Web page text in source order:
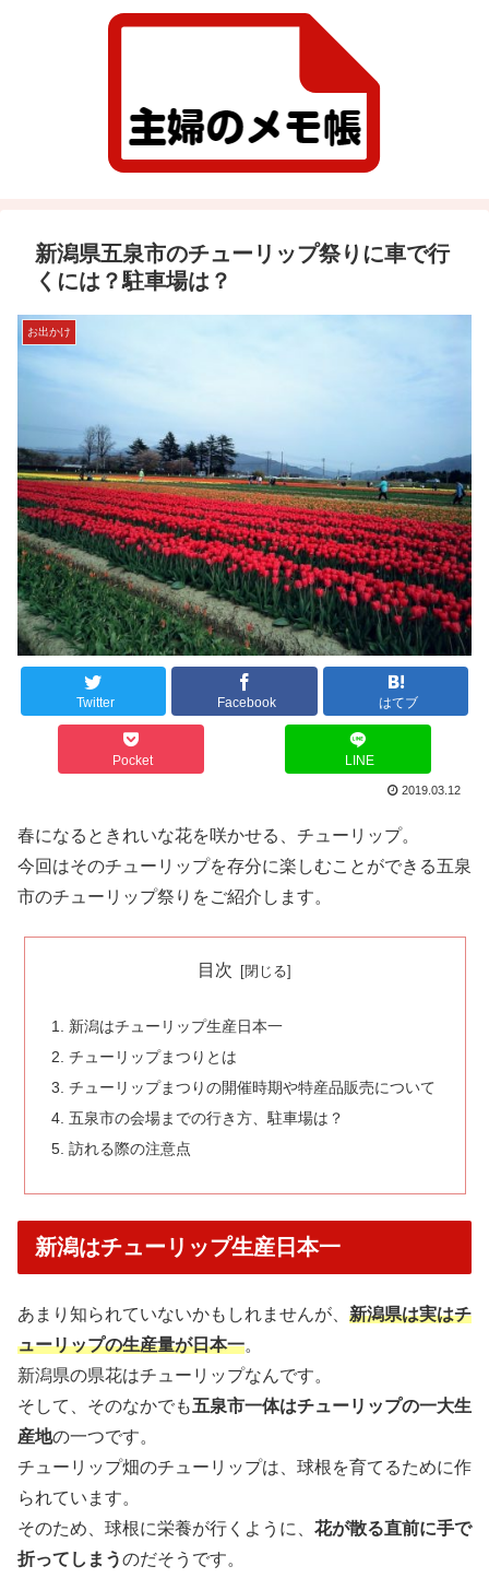
新潟県五泉市のチューリップ祭りに車で行
くには？駐車場は？
お出かけ
Twitter Facebook はてブ
Pocket LINE
2019.03.12
春になるときれいな花を咲かせる、チューリップ。
今回はそのチューリップを存分に楽しむことができる五泉
市のチューリップ祭りをご紹介します。
目次
新潟はチューリップ生産日本一
チューリップまつりとは
チューリップまつりの開催時期や特産品販売について
五泉市の会場までの行き方、駐車場は？
訪れる際の注意点
新潟はチューリップ生産日本一
あまり知られていないかもしれませんが、 新潟県は実はチ
ューリップの生産量が日本一。
新潟県の県花はチューリップなんです。
そして、そのなかでも五泉市一体はチューリップの一大生
産地の一つです。
チューリップ畑のチューリップは、球根を育てるために作
られています。
そのため、球根に栄養が行くように、 花が散る直前に手で
折ってしまうのだそうです。